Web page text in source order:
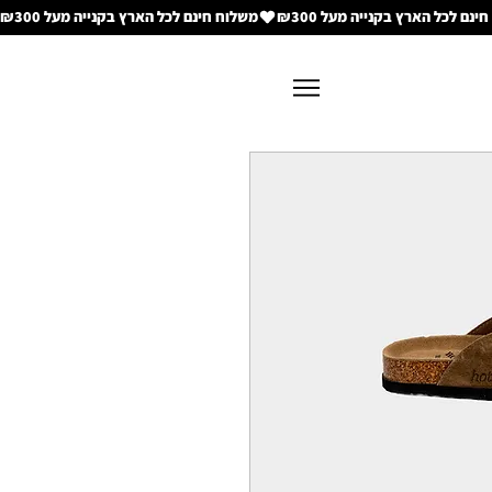
משלוח חינם לכל הארץ בקנייה מעל ₪300